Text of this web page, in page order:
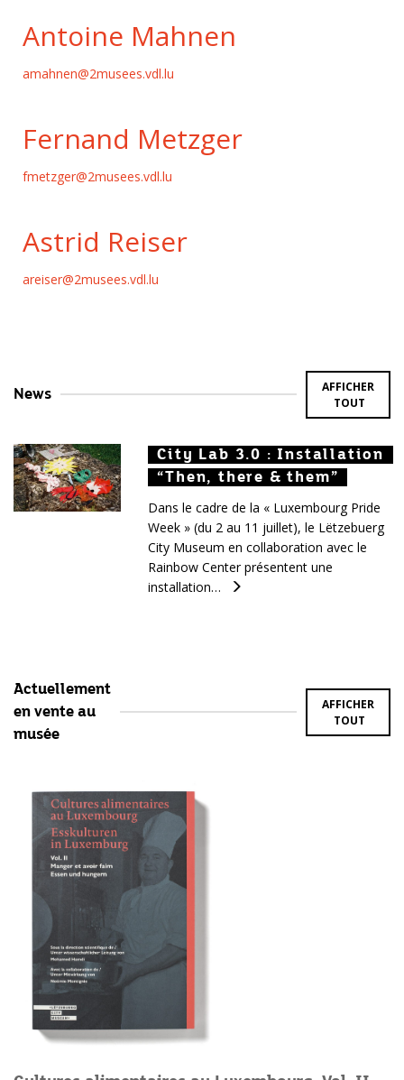
Antoine Mahnen
amahnen@2musees.vdl.lu
Fernand Metzger
fmetzger@2musees.vdl.lu
Astrid Reiser
areiser@2musees.vdl.lu
News
AFFICHER
TOUT
City Lab 3.0 : Installation
“Then, there & them”
City Lab 3.0 : Installation
“Then, there & them”
City Lab 3.0 : Installation
“Then, there & them”
Dans le cadre de la « Luxembourg Pride
Week » (du 2 au 11 juillet), le Lëtzebuerg
City Museum en collaboration avec le
Rainbow Center présentent une
installation…
Actuellement
en vente au
musée
AFFICHER
TOUT